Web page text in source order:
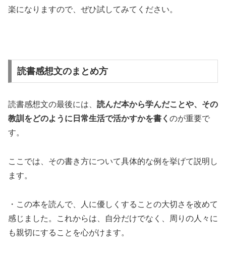
楽になりますので、ぜひ試してみてください。
読書感想文のまとめ方
読書感想文の最後には、 読んだ本から学んだことや、その
教訓をどのように日常生活で活かすかを書く のが重要で
す。
ここでは、その書き方について具体的な例を挙げて説明し
ます。
・この本を読んで、人に優しくすることの大切さを改めて
感じました。これからは、自分だけでなく、周りの人々に
も親切にすることを心がけます。